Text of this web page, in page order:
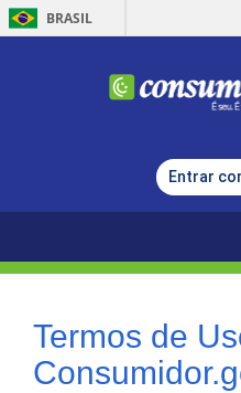
BRASIL
Entrar
Termos de